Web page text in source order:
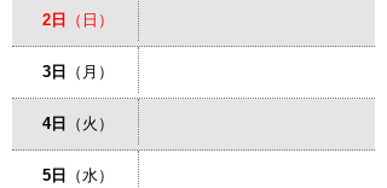
2日 （日）
3日 （月）
4日 （火）
5日 （水）